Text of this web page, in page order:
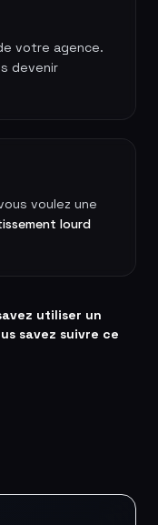
votre agence.
devenir
voulez une
lourd
utiliser un
savez suivre ce